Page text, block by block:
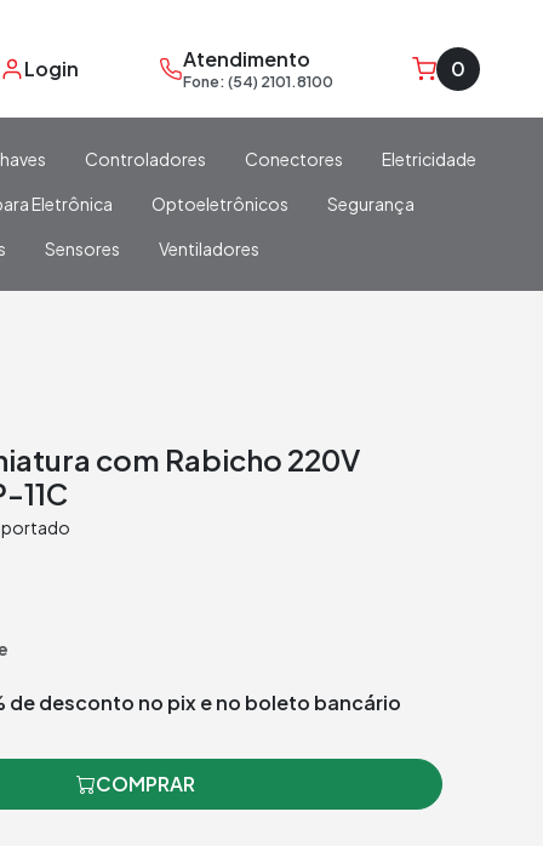
Login Atendimento
Fone: (54) 2101.8100 0
Controladores Conectores Eletricidade
Eletrônica Optoeletrônicos Segurança
Sensores Ventiladores
com Rabicho 220V
11C
de desconto no pix e no boleto bancário
COMPRAR